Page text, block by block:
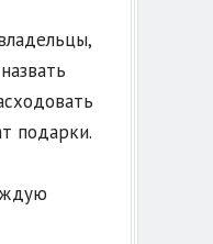
подарки.